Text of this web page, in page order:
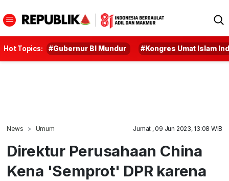
Hot Topics: #Gubernur BI Mundur #Kongres Umat Islam
News Umum Jumat , 09 Jun 2023, 13:08 WIB
Direktur Perusahaan China
Kena 'Semprot' DPR karena